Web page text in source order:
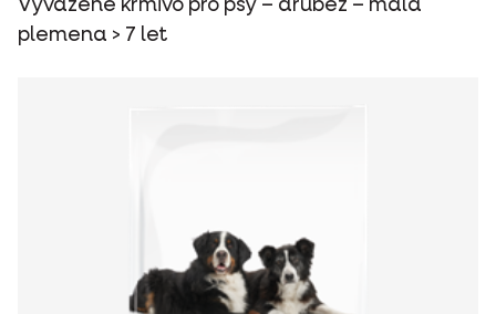
Vyvážené krmivo pro psy – drůbež – malá
plemena > 7 let